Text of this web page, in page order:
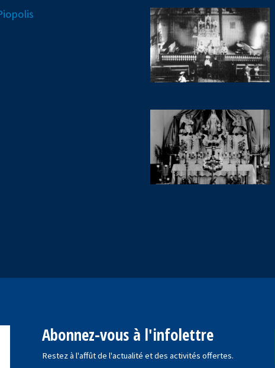
Abonnez-vous à l'infolettre
Restez à l'affût de l'actualité et des activités offertes.